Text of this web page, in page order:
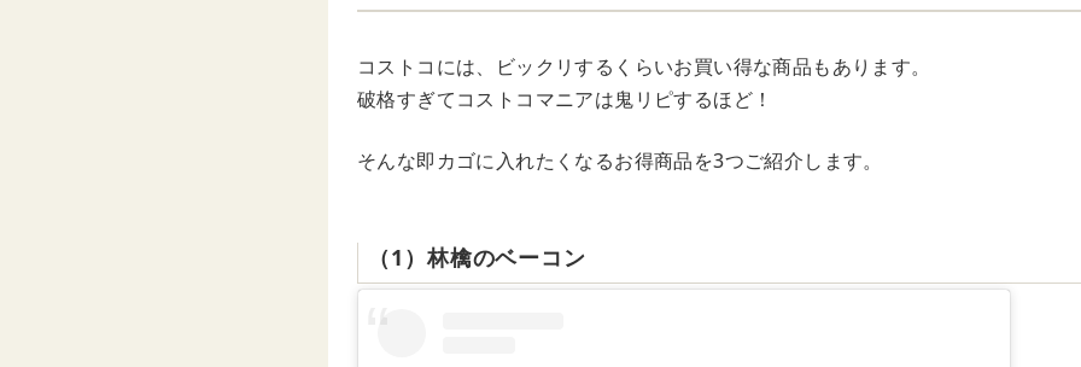
コストコには、ビックリするくらいお買い得な商品もあります。
破格すぎてコストコマニアは鬼リピするほど！
そんな即カゴに入れたくなるお得商品を3つご紹介します。
（1）林檎のベーコン